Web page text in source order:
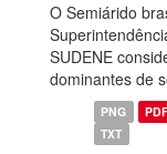
O Semiárido
SUDENE
dominantes de
PNG PDF
TXT